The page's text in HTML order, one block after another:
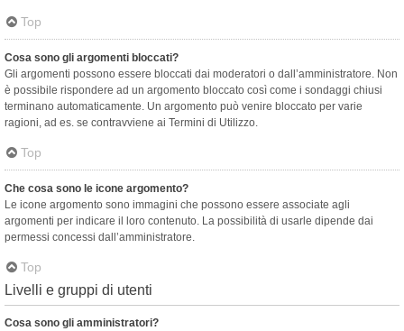
Top
Cosa sono gli argomenti bloccati?
Gli argomenti possono essere bloccati dai moderatori o dall’amministratore. Non
è possibile rispondere ad un argomento bloccato così come i sondaggi chiusi
terminano automaticamente. Un argomento può venire bloccato per varie
ragioni, ad es. se contravviene ai Termini di Utilizzo.
Top
Che cosa sono le icone argomento?
Le icone argomento sono immagini che possono essere associate agli
argomenti per indicare il loro contenuto. La possibilità di usarle dipende dai
permessi concessi dall’amministratore.
Top
Livelli e gruppi di utenti
Cosa sono gli amministratori?